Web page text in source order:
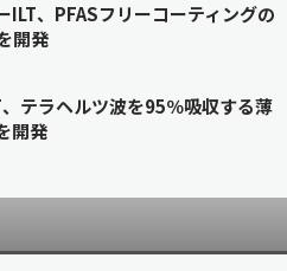
ILT、PFASフリーコーティングの
開発
テラヘルツ波を95％吸収する薄
開発